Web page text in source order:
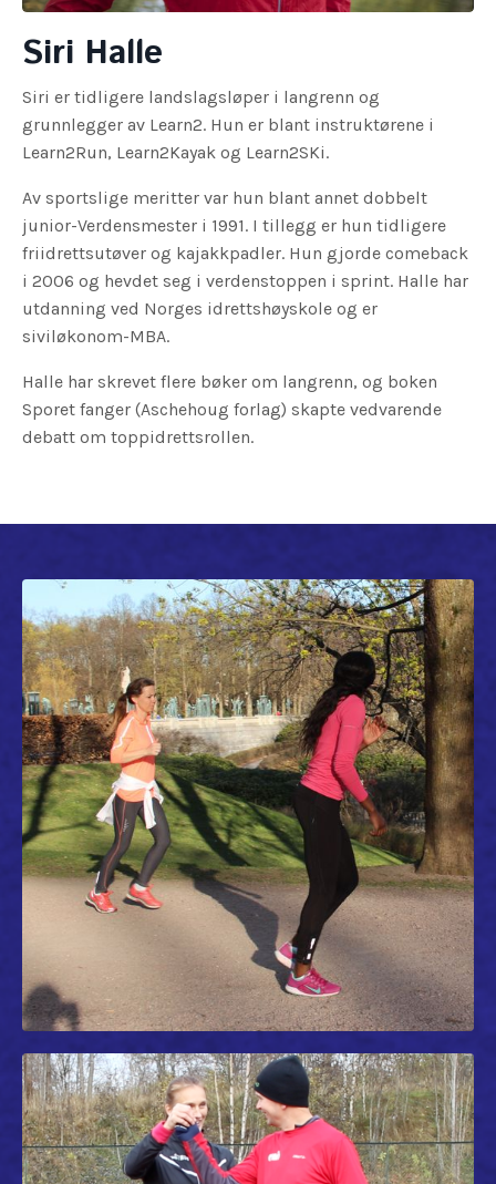
Siri Halle
Siri er tidligere landslagsløper i langrenn og
grunnlegger av Learn2. Hun er blant instruktørene i
Learn2Run, Learn2Kayak og Learn2SKi.
Av sportslige meritter var hun blant annet dobbelt
junior-Verdensmester i 1991. I tillegg er hun tidligere
friidrettsutøver og kajakkpadler. Hun gjorde comeback
i 2006 og hevdet seg i verdenstoppen i sprint. Halle har
utdanning ved Norges idrettshøyskole og er
siviløkonom-MBA.
Halle har skrevet flere bøker om langrenn, og boken
Sporet fanger (Aschehoug forlag) skapte vedvarende
debatt om toppidrettsrollen.